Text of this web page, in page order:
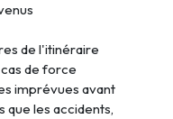
de l'itinéraire
de force
imprévues avant
que les accidents,